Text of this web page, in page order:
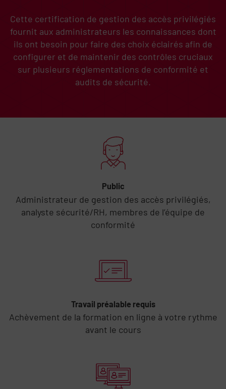
Cette certification de gestion des accès privilégiés
fournit aux administrateurs les connaissances dont
ils ont besoin pour faire des choix éclairés afin de
configurer et de maintenir des contrôles cruciaux
sur plusieurs réglementations de conformité et
audits de sécurité.
Ignorer le contenu de la liste
Public
Administrateur de gestion des accès privilégiés,
analyste sécurité/RH, membres de l’équipe de
conformité
Travail préalable requis
Achèvement de la formation en ligne à votre rythme
avant le cours